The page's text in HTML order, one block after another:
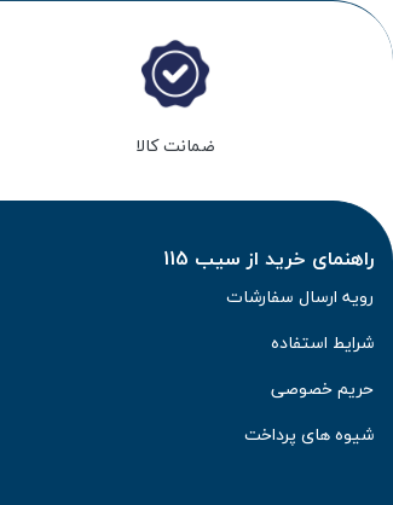
ضمانت کالا
راهنمای خرید از سیب 115
رویه ارسال سفارشات
شرایط استفاده
حریم خصوصی
شیوه های پرداخت